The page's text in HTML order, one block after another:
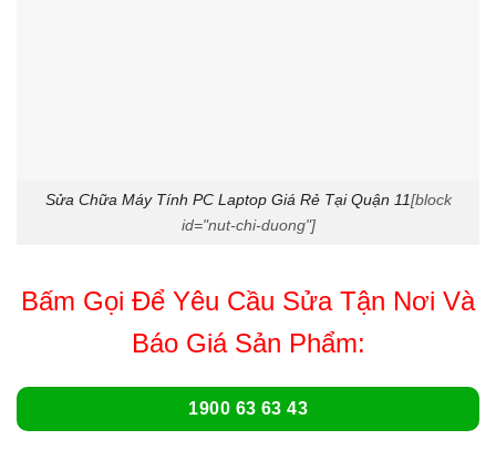
Sửa Chữa Máy Tính PC Laptop Giá Rẻ Tại Quận 11[block
id="nut-chi-duong"]
Bấm Gọi Để Yêu Cầu Sửa Tận Nơi Và
Báo Giá Sản Phẩm:
1900 63 63 43